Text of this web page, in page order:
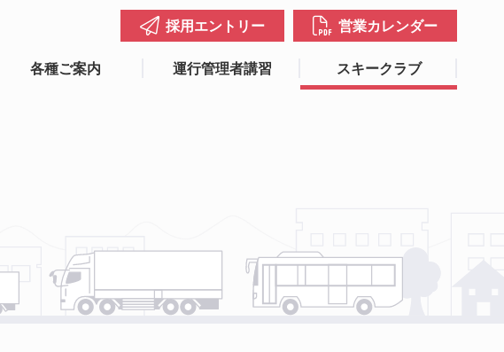
各種ご案内 運行管理者講習 スキークラブ
採用エントリー 営業カレンダー